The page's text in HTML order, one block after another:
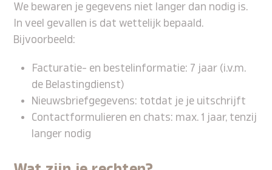
We bewaren je gegevens niet langer dan nodig is.
In veel gevallen is dat wettelijk bepaald.
Bijvoorbeeld:
Facturatie- en bestelinformatie: 7 jaar (i.v.m.
de Belastingdienst)
Nieuwsbriefgegevens: totdat je je uitschrijft
Contactformulieren en chats: max. 1 jaar, tenzij
langer nodig